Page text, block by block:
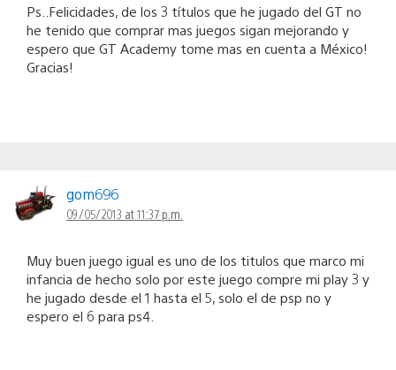
Ps..Felicidades, de los 3 títulos que he jugado del GT no
he tenido que comprar mas juegos sigan mejorando y
espero que GT Academy tome mas en cuenta a México!
Gracias!
gom696
09/05/2013 at 11:37 p.m.
Muy buen juego igual es uno de los titulos que marco mi
infancia de hecho solo por este juego compre mi play 3 y
he jugado desde el 1 hasta el 5, solo el de psp no y
espero el 6 para ps4.